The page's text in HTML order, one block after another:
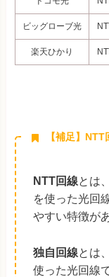
ビッグローブ光
楽天ひかり
【補足】
NTT回線とは
を使った光回
やすい特徴が
独自回線とは
使った光回線